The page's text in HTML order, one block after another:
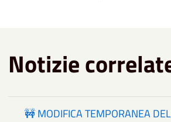
Notizie
🚧 MODIFICA TEMPORANEA